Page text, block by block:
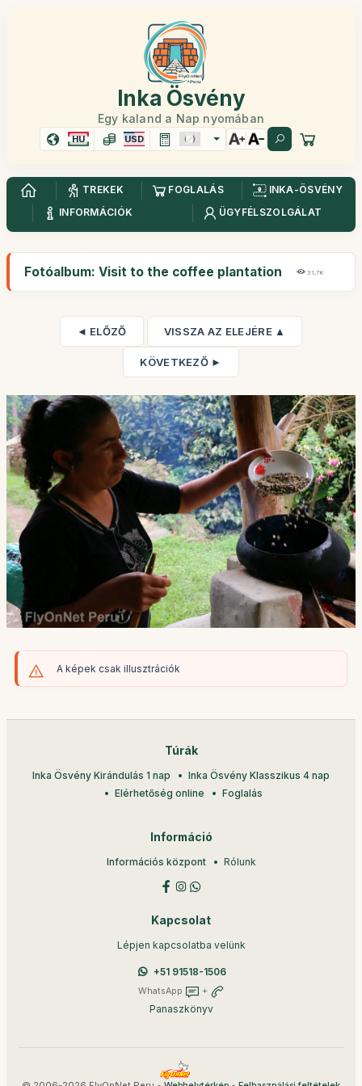
Inka Ösvény
Egy kaland a Nap nyomában
HU USD
TREKEK FOGLALÁS
INKA-ÖSVÉNY
INFORMÁCIÓK
ÜGYFÉLSZOLGÁLAT
Fotóalbum: Visit to the coffee plantation 31,7K
◄ ELŐZŐ VISSZA AZ ELEJÉRE ▲
KÖVETKEZŐ ►
A képek csak illusztrációk
Túrák
Inka Ösvény Kirándulás 1 nap
Inka Ösvény Klasszikus 4 nap
Elérhetőség online
Foglalás
Információ
Információs központ Rólunk
Kapcsolat
Lépjen kapcsolatba velünk
+51 91518-1506
WhatsApp +
Panaszkönyv